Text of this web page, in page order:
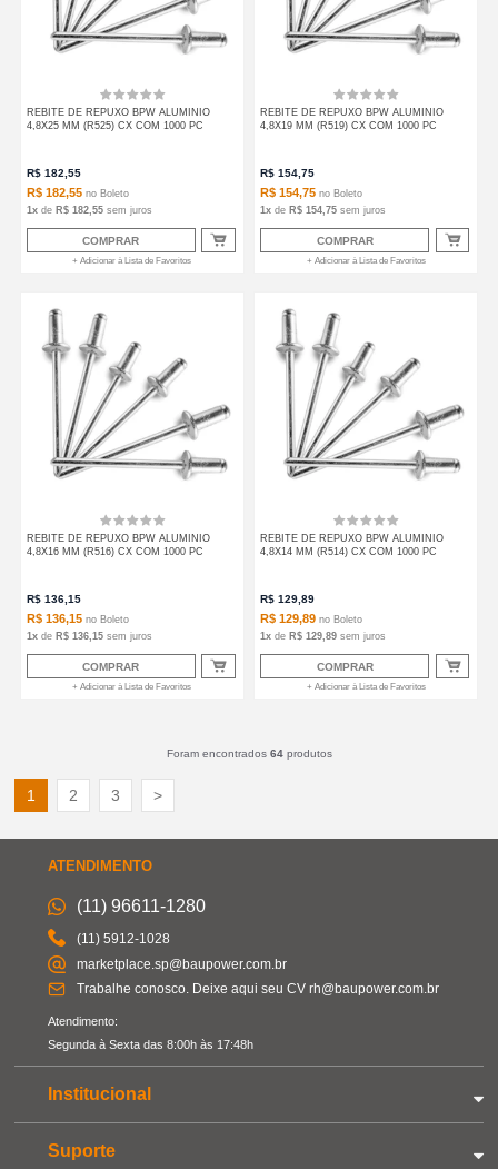
REBITE DE REPUXO BPW ALUMINIO
4,8X25 MM (R525) CX COM 1000 PC
R$ 182,55
R$ 182,55 no Boleto
1x de R$ 182,55 sem juros
COMPRAR
+ Adicionar à Lista de Favoritos
REBITE DE REPUXO BPW ALUMINIO
4,8X19 MM (R519) CX COM 1000 PC
R$ 154,75
R$ 154,75 no Boleto
1x de R$ 154,75 sem juros
COMPRAR
+ Adicionar à Lista de Favoritos
REBITE DE REPUXO BPW ALUMINIO
4,8X16 MM (R516) CX COM 1000 PC
R$ 136,15
R$ 136,15 no Boleto
1 x de R$ 136,15 sem juros
COMPRAR
+ Adicionar à Lista de Favoritos
REBITE DE REPUXO BPW ALUMINIO
4,8X14 MM (R514) CX COM 1000 PC
R$ 129,89
R$ 129,89 no Boleto
1x de R$ 129,89 sem juros
COMPRAR
+ Adicionar à Lista de Favoritos
Foram encontrados 64produtos
1 2 3 >
ATENDIMENTO
(11) 96611-1280
(11) 5912-1028
marketplace.sp@baupower.com.br
Trabalhe conosco. Deixe aqui seu CV rh@baupower.com.br
Atendimento:
Segunda à Sexta das 8:00h às 17:48h
Institucional
Suporte